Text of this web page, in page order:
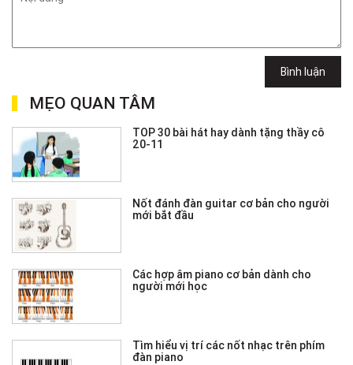
Bình luận
MẸO QUAN TÂM
TOP 30 bài hát hay dành tặng thầy cô
20-11
Nốt đánh đàn guitar cơ bản cho người
mới bắt đầu
Các hợp âm piano cơ bản dành cho
người mới học
Tìm hiểu vị trí các nốt nhạc trên phím
đàn piano